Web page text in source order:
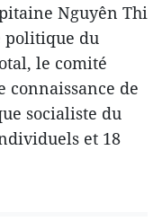
Nguyên Thi
politique du
le comité
connaissance ​de
socialiste du
et 18